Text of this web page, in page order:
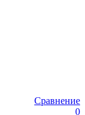
Сравнение
0